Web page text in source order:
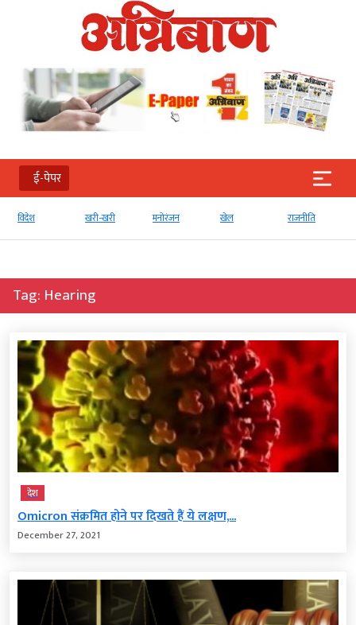
ई-पेपर
खरी-खरी मनोरंजन खेल राजनीति व्‍यापार
Tag: Hearing
देश
Omicron संक्रमित होने पर दिखते हैं ये लक्षण,...
December 27, 2021